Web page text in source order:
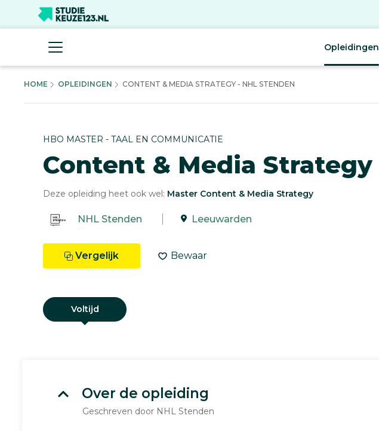
Opleidingen
HOME OPLEIDINGEN CONTENT & MEDIA STRATEGY - NHL STENDEN
HBO MASTER - TAAL EN COMMUNICATIE
Content & Media Strategy
Deze opleiding heet ook wel: Master Content & Media Strategy
NHL Stenden Leeuwarden
Vergelijk Bewaar
Voltijd
Over de opleiding
Geschreven door NHL Stenden